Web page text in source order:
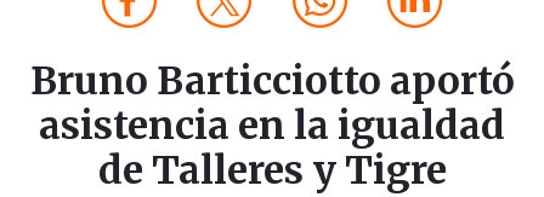
Bruno Barticciotto aportó
asistencia en la igualdad
de Talleres y Tigre